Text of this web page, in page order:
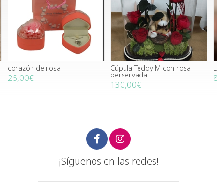
corazón de rosa
25,00€
Cúpula Teddy M con rosa
perservada
130,00€
¡Síguenos en las redes!